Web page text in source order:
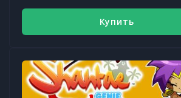
Купить